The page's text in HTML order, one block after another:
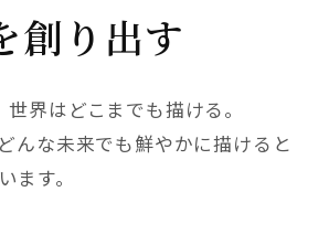
創り出す
界はどこまでも描ける。
んな未来でも鮮やかに描けると
ます。